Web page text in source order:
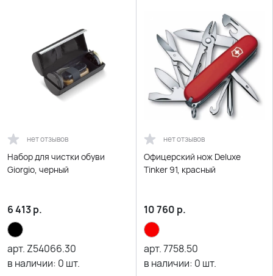
нет отзывов
Набор для чистки обуви
Giorgio, черный
6 413р.
арт. Z54066.30
в наличии: 0 шт.
нет отзывов
Офицерский нож Deluxe
Tinker 91, красный
10 760 р.
арт.7758.50
в наличии: 0 шт.